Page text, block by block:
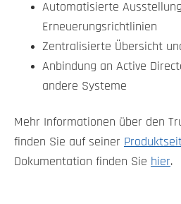
Automatisierte
Erneuerungsrichtlinien
Zentralisierte Übersicht
Anbindung an Active
andere Systeme
Mehr Informationen über den
finden Sie auf seiner
Dokumentation finden Sie hier.